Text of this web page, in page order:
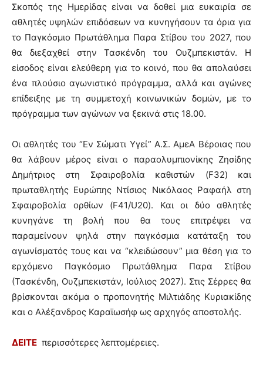
Σκοπός της Ημερίδας είναι να δοθεί μια ευκαιρία σε
αθλητές υψηλών επιδόσεων να κυνηγήσουν τα όρια για
το Παγκόσμιο Πρωτάθλημα Παρα Στίβου του 2027, που
θα διεξαχθεί στην Τασκένδη του Ουζμπεκιστάν. Η
είσοδος είναι ελεύθερη για το κοινό, που θα απολαύσει
ένα πλούσιο αγωνιστικό πρόγραμμα, αλλά και αγώνες
επίδειξης με τη συμμετοχή κοινωνικών δομών, με το
πρόγραμμα των αγώνων να ξεκινά στις 18.00.
Οι αθλητές του “Εν Σώματι Υγεί” Α.Σ. ΑμεΑ Βέροιας που
θα λάβουν μέρος είναι ο παραολυμπιονίκης Ζησίδης
Δημήτριος στη Σφαιροβολία καθιστών (F32) και
πρωταθλητής Ευρώπης Ντίσιος Νικόλαος Ραφαήλ στη
Σφαιροβολία ορθίων (F41/U20). Και οι δύο αθλητές
κυνηγάνε τη βολή που θα τους επιτρέψει να
παραμείνουν ψηλά στην παγκόσμια κατάταξη του
αγωνίσματός τους και να “κλειδώσουν” μια θέση για το
ερχόμενο Παγκόσμιο Πρωτάθλημα Παρα Στίβου
(Τασκένδη, Ουζμπεκιστάν, Ιούλιος 2027). Στις Σέρρες θα
βρίσκονται ακόμα ο προπονητής Μιλτιάδης Κυριακίδης
και ο Αλέξανδρος Καραϊωσήφ ως αρχηγός αποστολής.
ΔΕΙΤΕ περισσότερες λεπτομέρειες.